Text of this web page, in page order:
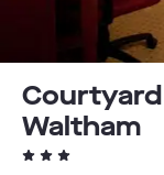
Waltham